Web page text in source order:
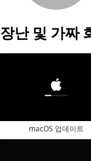
장난 및 가짜
macOS 업데이트